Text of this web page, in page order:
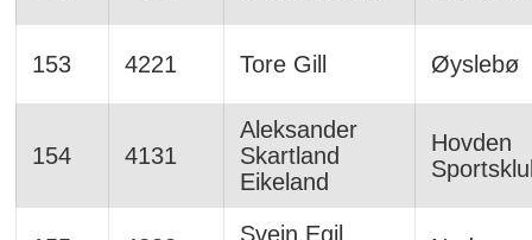
153 4221 Tore Gill Øyslebø
154 4131
Aleksander
Skartland
Eikeland
Hovden
Svein Egil